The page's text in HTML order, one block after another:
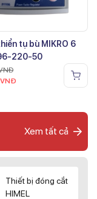
tụ bù MIKRO 6
220-50
VNĐ
Xem tất cả
Thiết bị đóng cắt
HIMEL